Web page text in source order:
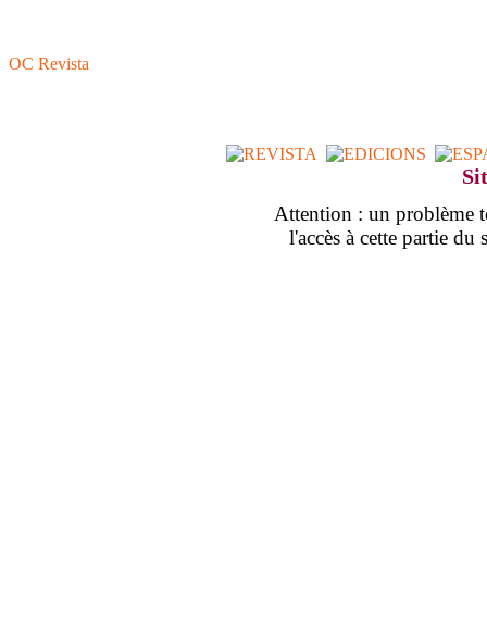
OC Revista
Attention : un problème
l'accès à cette partie